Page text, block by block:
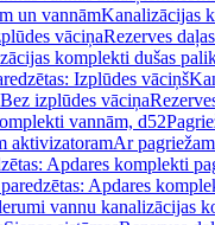
un vannāmKanalizācijas
vāciņaRezerves
komplekti dušas
Izplūdes vāciņš
Bez izplūdes vāciņa
vannām, d52
aktivizatoramAr
Apdares komplekti
Apdares
vannu kanalizācijas